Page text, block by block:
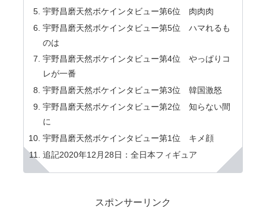
宇野昌磨天然ボケインタビュー第6位 肉肉肉
宇野昌磨天然ボケインタビュー第5位 ハマれるも
のは
宇野昌磨天然ボケインタビュー第4位 やっぱりコ
レが一番
宇野昌磨天然ボケインタビュー第3位 韓国激怒
宇野昌磨天然ボケインタビュー第2位 知らない間
に
宇野昌磨天然ボケインタビュー第1位 キメ顔
追記2020年12月28日：全日本フィギュア
スポンサーリンク